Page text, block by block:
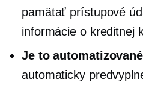
pamätať prístupové
informácie o kreditnej
Je to automatizované
automaticky